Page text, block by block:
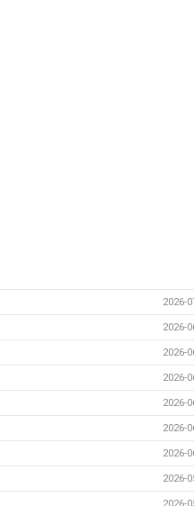
2026-
2026-
2026-
2026-
2026-
2026-
2026-
2026-